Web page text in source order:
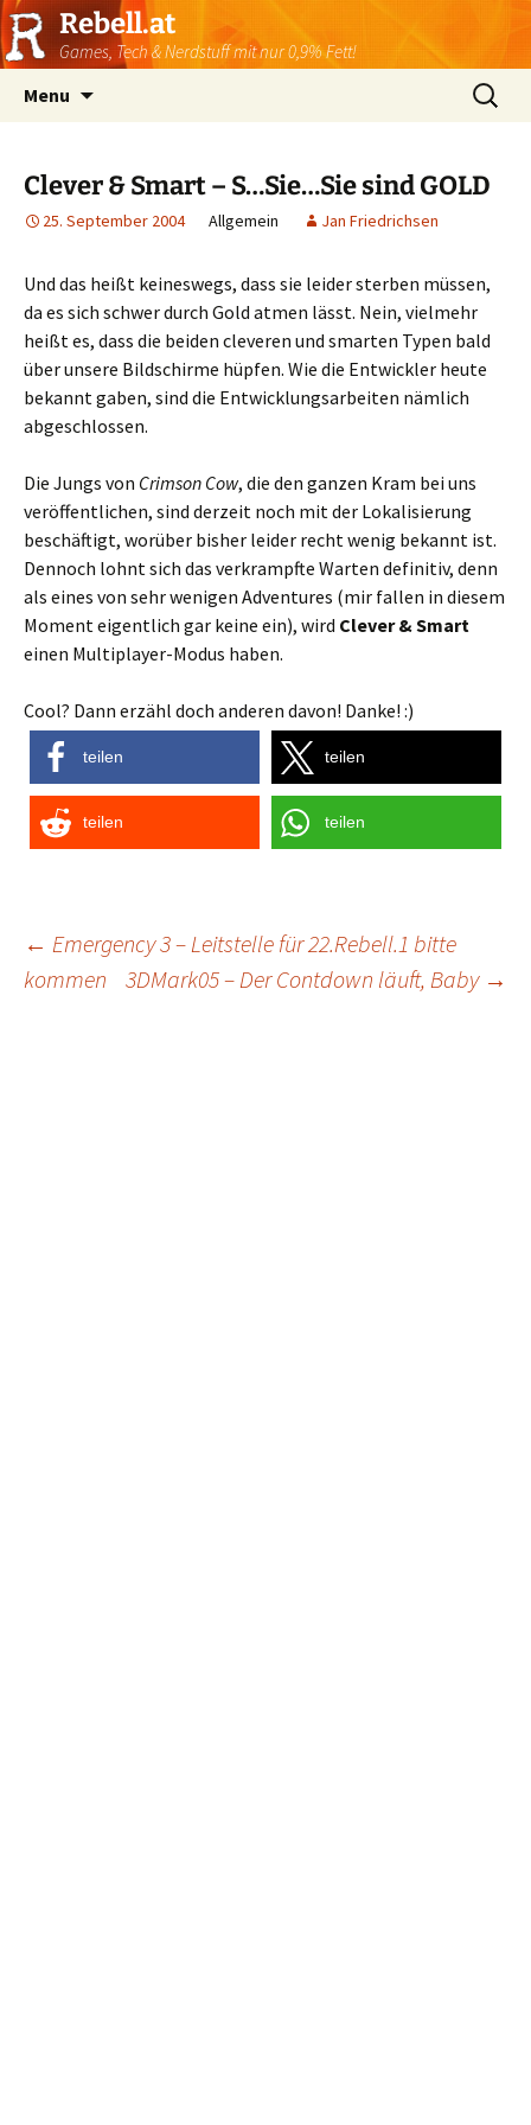
Rebell.at
Games, Tech & Nerdstuff mit nur 0,9% Fett!
Menu
Suchen
nach:
Clever & Smart – S…Sie…Sie sind GOLD
25. September 2004 Allgemein Jan Friedrichsen
Und das heißt keineswegs, dass sie leider sterben müssen,
da es sich schwer durch Gold atmen lässt. Nein, vielmehr
heißt es, dass die beiden cleveren und smarten Typen bald
über unsere Bildschirme hüpfen. Wie die Entwickler heute
bekannt gaben, sind die Entwicklungsarbeiten nämlich
abgeschlossen.
Die Jungs von Crimson Cow, die den ganzen Kram bei uns
veröffentlichen, sind derzeit noch mit der Lokalisierung
beschäftigt, worüber bisher leider recht wenig bekannt ist.
Dennoch lohnt sich das verkrampfte Warten definitiv, denn
als eines von sehr wenigen Adventures (mir fallen in diesem
Moment eigentlich gar keine ein), wird Clever & Smart
einen Multiplayer-Modus haben.
Cool? Dann erzähl doch anderen davon! Danke! :)
teilen teilen
teilen teilen
Post
← Emergency 3 – Leitstelle für 22.Rebell.1 bitte
kommen
3DMark05 – Der Contdown läuft, Baby →